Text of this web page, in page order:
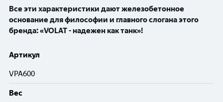
Все эти характеристики дают железобетонное
основание для философии и главного слогана этого
бренда: «VOLAT - надежен как танк»!
Артикул
VPA600
Вес